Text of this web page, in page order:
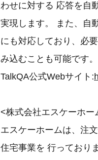
わせに対する 応答を自
実現します。 また、自
にも対応しており、必
み込むことも可能です。
TalkQA公式Webサイト:
<株式会社エスケーホー
エスケーホームは、注
住宅事業を 行っており